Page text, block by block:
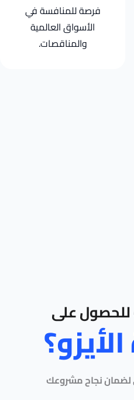
فرصة للمنافسة في
الأسواق العالمية
والمناقصات.
على
نجاح مشروعك